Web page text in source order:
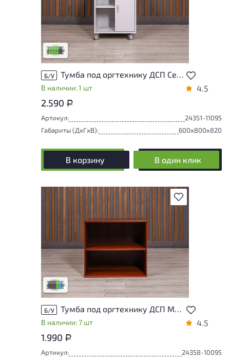
У товара присутствуют незначительные
следы эксплуатации, не влияющие на
удобство его использования
Низкая степень износа
Б/У Тумба под оргтехнику ДСП Серый Россия
В наличии: 1 шт 4.5
2.590 Р
Артикул:
24351-11095
Габариты (ДxГxВ):
600x800x820
В корзину В один клик
В избранное
Товар представлен с низкими степенями
износа. От состояния, приближенного к
новому, до незначительных следов
эксплуатации. Подробнее об износе в
разделе характеристики.
Низкая степень износа
Б/У Тумба под оргтехнику ДСП Махагон Россия
В наличии: 7 шт 4.5
1.990 Р
Артикул:
24358-10095